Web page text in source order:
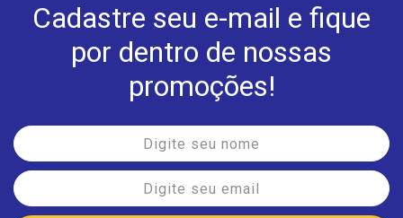
Cadastre seu e-mail e fique
por dentro de nossas
promoções!